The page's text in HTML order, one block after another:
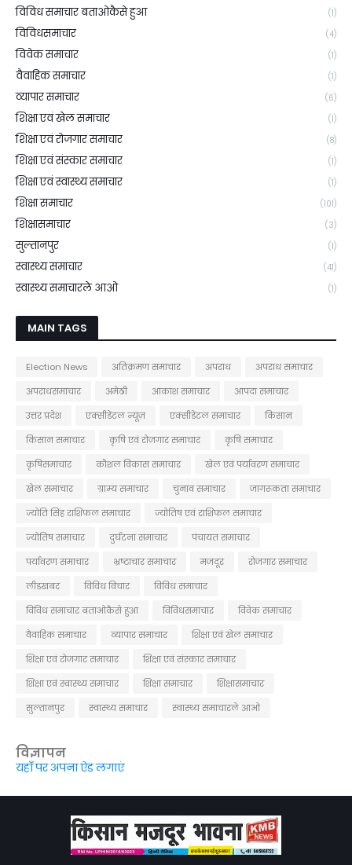
विविध समाचार बताओकैसे हुआ (1)
विविधसमाचार (4)
विवेक समाचार (1)
वैवाहिक समाचार (1)
व्यापार समाचार (6)
शिक्षा एवं खेल समाचार (1)
शिक्षा एवं रोजगार समाचार (8)
शिक्षा एवं संस्कार समाचार (1)
शिक्षा एवं स्वास्थ्य समाचार (1)
शिक्षा समाचार (101)
शिक्षासमाचार (3)
सुल्तानपुर (1)
स्वास्थ्य समाचार (41)
स्वास्थ्य समाचारले आओ (1)
MAIN TAGS
Election News अतिक्रमण समाचार अपराध
अपराध समाचार
अपराधसमाचार
अमेठी आकाश समाचार
आपदा समाचार
उत्तर प्रदेश
एक्सीडेंटल न्यूज़ एक्सीडेंटल समाचार
किसान
किसान समाचार
कृषि एवं रोजगार समाचार
कृषि समाचार
कृषिसमाचार
कौशल विकास समाचार
खेल एवं पर्यावरण समाचार
खेल समाचार
ग्राम्य समाचार चुनाव समाचार
जागरूकता समाचार
ज्योति सिंह राशिफल समाचार
ज्योतिष एवं राशिफल समाचार
ज्योतिष समाचार
दुर्घटना समाचार
पंचायत समाचार
पर्यावरण समाचार
भ्रष्टाचार समाचार मजदूर
रोजगार समाचार
लीडखबर
विविध विचार
विविध समाचार
विविध समाचार बताओकैसे हुआ
विविधसमाचार
विवेक समाचार
वैवाहिक समाचार
व्यापार समाचार
शिक्षा एवं खेल समाचार
शिक्षा एवं रोजगार समाचार
शिक्षा एवं संस्कार समाचार
शिक्षा एवं स्वास्थ्य समाचार
शिक्षा समाचार
शिक्षासमाचार
सुल्तानपुर
स्वास्थ्य समाचार स्वास्थ्य समाचारले आओ
विज्ञापन
यहाँ पर अपना ऐड लगाएं